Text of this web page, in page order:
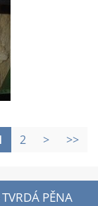
2 > >>
PĚNA